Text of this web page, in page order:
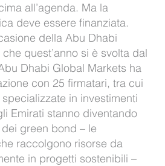
all’agenda. Ma la
deve essere finanziata.
della Abu Dhabi
quest’anno si è svolta dal
Dhabi Global Markets ha
con 25 firmatari, tra cui
in investimenti
Emirati stanno diventando
green bond – le
raccolgono risorse da
in progetti sostenibili –